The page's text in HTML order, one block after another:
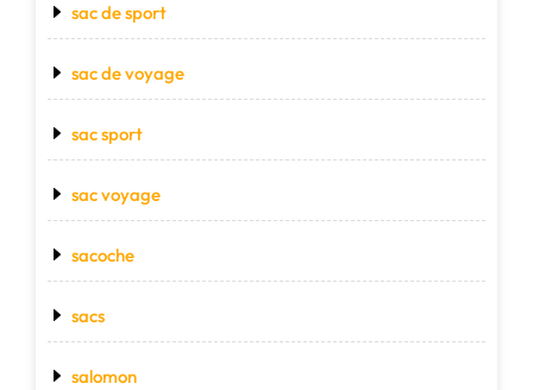
sac de sport
sac de voyage
sac sport
sac voyage
sacoche
sacs
salomon